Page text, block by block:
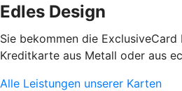
Edles Design
Sie bekommen die ExclusiveCard
Kreditkarte aus Metall oder aus
Alle Leistungen unserer Karten